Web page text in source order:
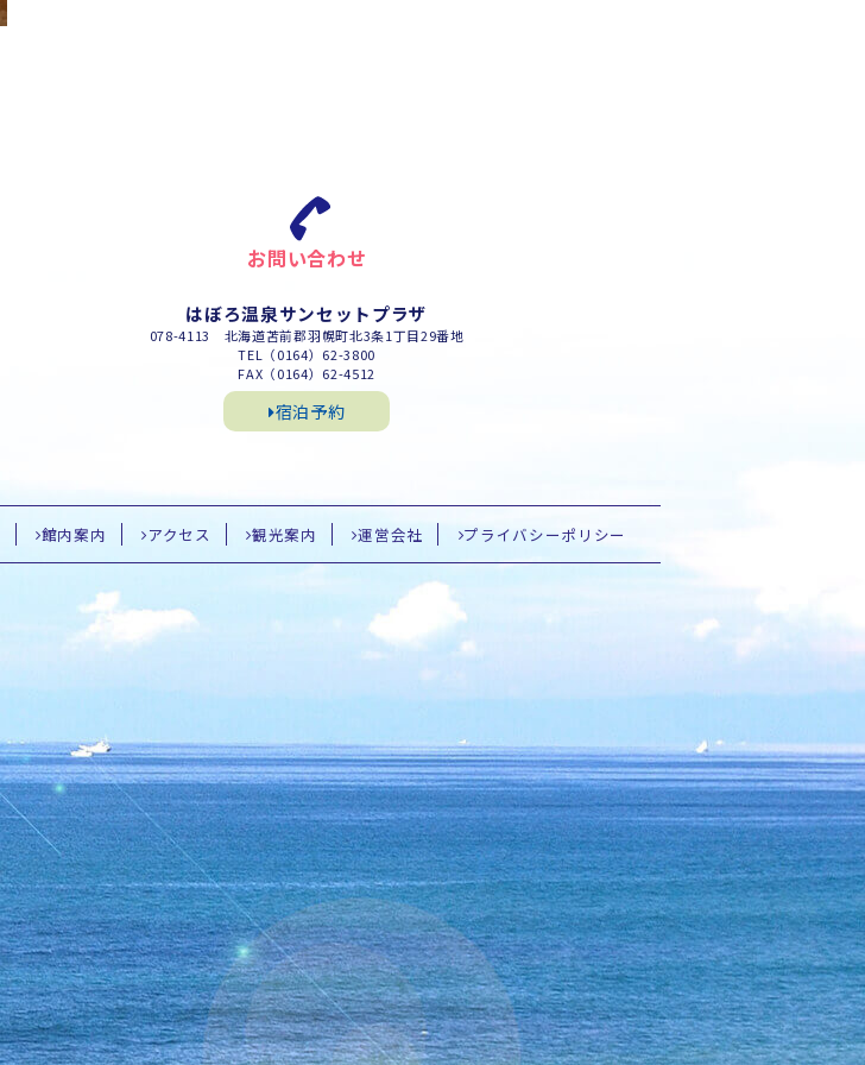
お問い合わせ
はぼろ温泉サンセットプラザ
078-4113 北海道苫前郡羽幌町北3条1丁目29番地
TEL（0164）62-3800
FAX（0164）62-4512
宿泊予約
館内案内 アクセス 観光案内 運営会社 プライバシーポリシー